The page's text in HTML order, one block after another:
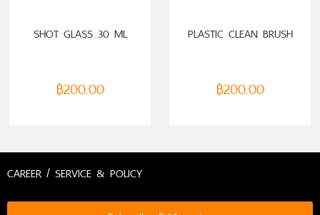
SHOT GLASS 30 ML
฿200.00
PLASTIC CLEAN BRUSH
฿200.00
CAREER / SERVICE & POLICY